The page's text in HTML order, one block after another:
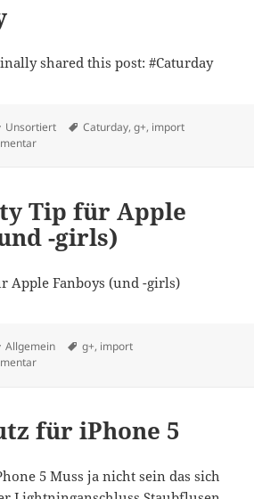
shared this post: #Caturday
Kategorien
Unsortiert Schlagwörter
Caturday,g+, import
zu #Caturday
Tip für Apple
-girls)
Apple Fanboys (und -girls)
Kategorien
Allgemein Schlagwörter
g+, import
zu Community Tip für Apple Fanboys (und -
für iPhone 5
5 Muss ja nicht sein das sich